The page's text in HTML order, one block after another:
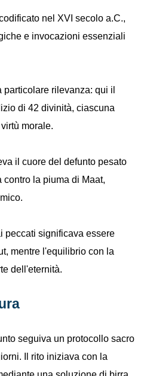
nel XVI secolo a.C.,
e invocazioni essenziali
particolare rilevanza: qui il
di 42 divinità, ciascuna
morale.
il cuore del defunto pesato
la piuma di Maat,
peccati significava essere
mentre l'equilibrio con la
dell'eternità.
seguiva un protocollo sacro
Il rito iniziava con la